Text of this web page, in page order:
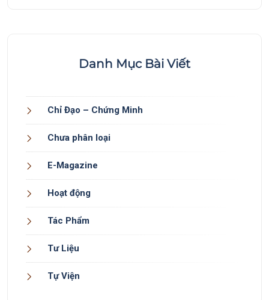
Danh Mục Bài Viết
Chỉ Đạo – Chứng Minh
Chưa phân loại
E-Magazine
Hoạt động
Tác Phẩm
Tư Liệu
Tự Viện